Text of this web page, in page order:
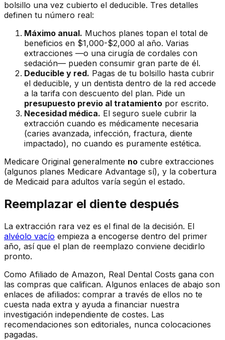
bolsillo una vez cubierto el deducible. Tres detalles
definen tu número real:
Máximo anual. Muchos planes topan el total de
beneficios en $1,000-$2,000 al año. Varias
extracciones —o una cirugía de cordales con
sedación— pueden consumir gran parte de él.
Deducible y red. Pagas de tu bolsillo hasta cubrir
el deducible, y un dentista dentro de la red accede
a la tarifa con descuento del plan. Pide un
presupuesto previo al tratamiento por escrito.
Necesidad médica. El seguro suele cubrir la
extracción cuando es médicamente necesaria
(caries avanzada, infección, fractura, diente
impactado), no cuando es puramente estética.
Medicare Original generalmente no cubre extracciones
(algunos planes Medicare Advantage sí), y la cobertura
de Medicaid para adultos varía según el estado.
Reemplazar el diente después
La extracción rara vez es el final de la decisión. El
alvéolo vacío empieza a encogerse dentro del primer
año, así que el plan de reemplazo conviene decidirlo
pronto.
Como Afiliado de Amazon, Real Dental Costs gana con
las compras que califican. Algunos enlaces de abajo son
enlaces de afiliados: comprar a través de ellos no te
cuesta nada extra y ayuda a financiar nuestra
investigación independiente de costes. Las
recomendaciones son editoriales, nunca colocaciones
pagadas.